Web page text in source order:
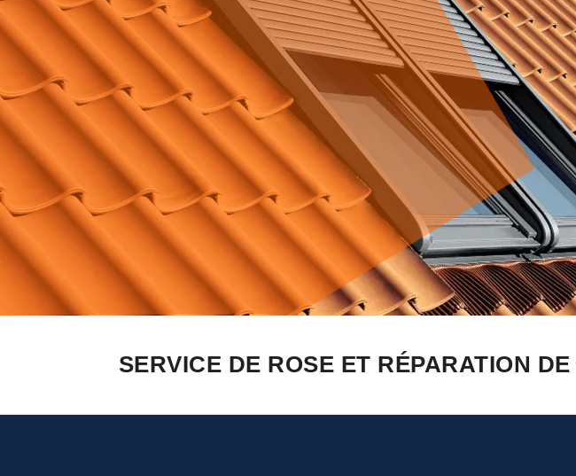
SERVICE DE ROSE ET RÉPARATION